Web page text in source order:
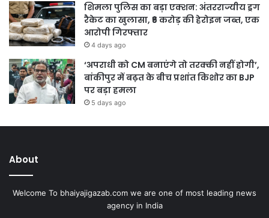
शिमला पुलिस का बड़ा एक्शन: अंतरराज्यीय ड्रग
रैकेट का खुलासा, ₹6 करोड़ की हेरोइन जब्त, एक
आरोपी गिरफ्तार
4 days ago
‘अपराधी को CM बनाएंगे तो तरक्की नहीं होगी’,
बांकीपुर में बढ़त के बीच प्रशांत किशोर का BJP
पर बड़ा हमला
5 days ago
About
Welcome To bhaiyajigazab.com we are one of most leading news
agency in India